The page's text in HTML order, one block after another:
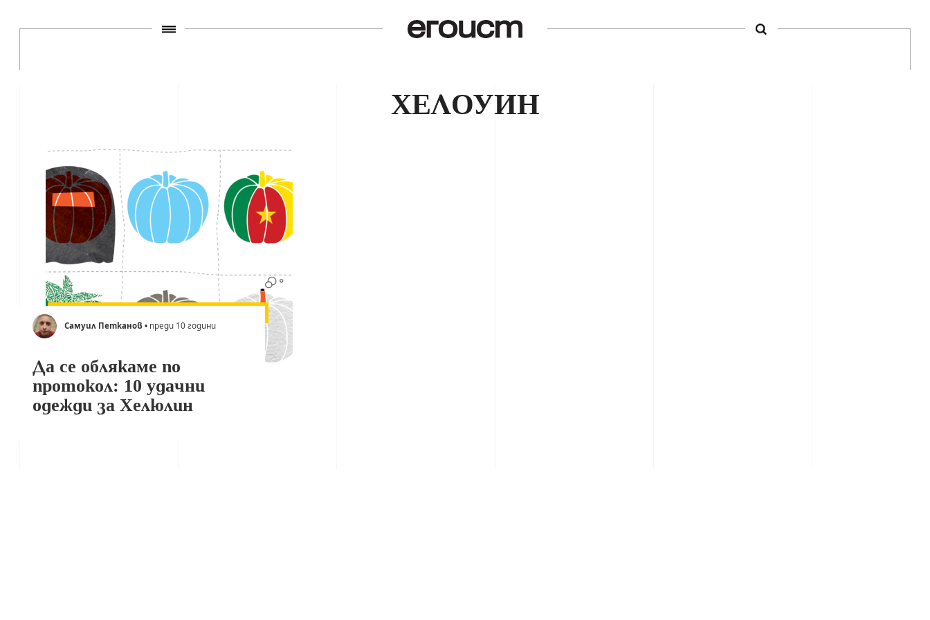
ХЕЛОУИН
Самуил Петканов • преди 10 години
Да се облякаме по
протокол: 10 удачни
одежди за Хелюлин